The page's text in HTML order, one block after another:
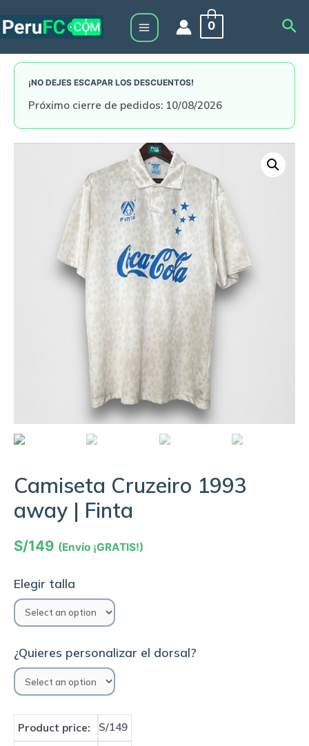
to
Main
Menu
0
¡NO DEJES ESCAPAR LOS DESCUENTOS!
Próximo cierre de pedidos: 10/08/2026
Camiseta Cruzeiro 1993
away | Finta
S/149 (Envío ¡GRATIS!)
Elegir talla
¿Quieres personalizar el dorsal?
Product price: S/149